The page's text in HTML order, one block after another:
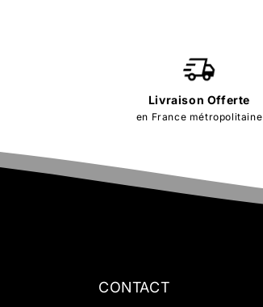
Livraison Offerte
en France métropolitaine
CONTACT